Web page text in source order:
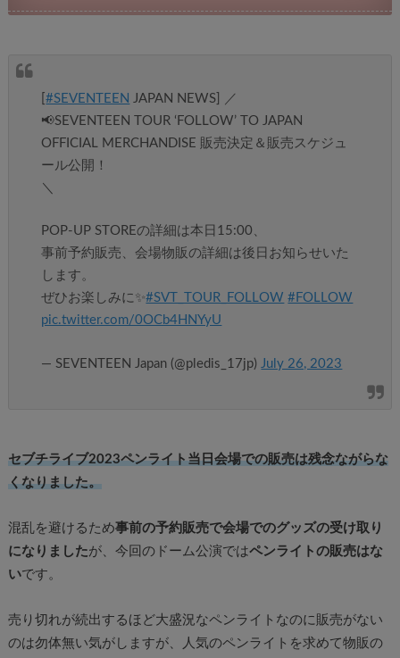
[#SEVENTEEN JAPAN NEWS] ／
📢SEVENTEEN TOUR ‘FOLLOW’ TO JAPAN
OFFICIAL MERCHANDISE 販売決定＆販売スケジュ
ール公開！
＼
POP-UP STOREの詳細は本日15:00、
事前予約販売、会場物販の詳細は後日お知らせいた
します。
ぜひお楽しみに✨#SVT_TOUR_FOLLOW #FOLLOW
pic.twitter.com/0OCb4HNYyU
— SEVENTEEN Japan (@pledis_17jp) July 26, 2023
セブチライブ2023ペンライト当日会場での販売は残念ながらな
くなりました。
混乱を避けるため事前の予約販売で会場でのグッズの受け取り
になりましたが、今回のドーム公演ではペンライトの販売はな
いです。
売り切れが続出するほど大盛況なペンライトなのに販売がない
のは勿体無い気がしますが、人気のペンライトを求めて物販の